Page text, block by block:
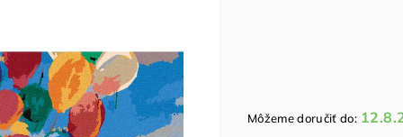
Môžeme doručiť do: